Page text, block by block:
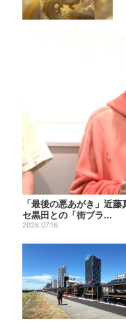
「最後の悪あがき」近
セ黒田との「街ブラ...
2026.07.16